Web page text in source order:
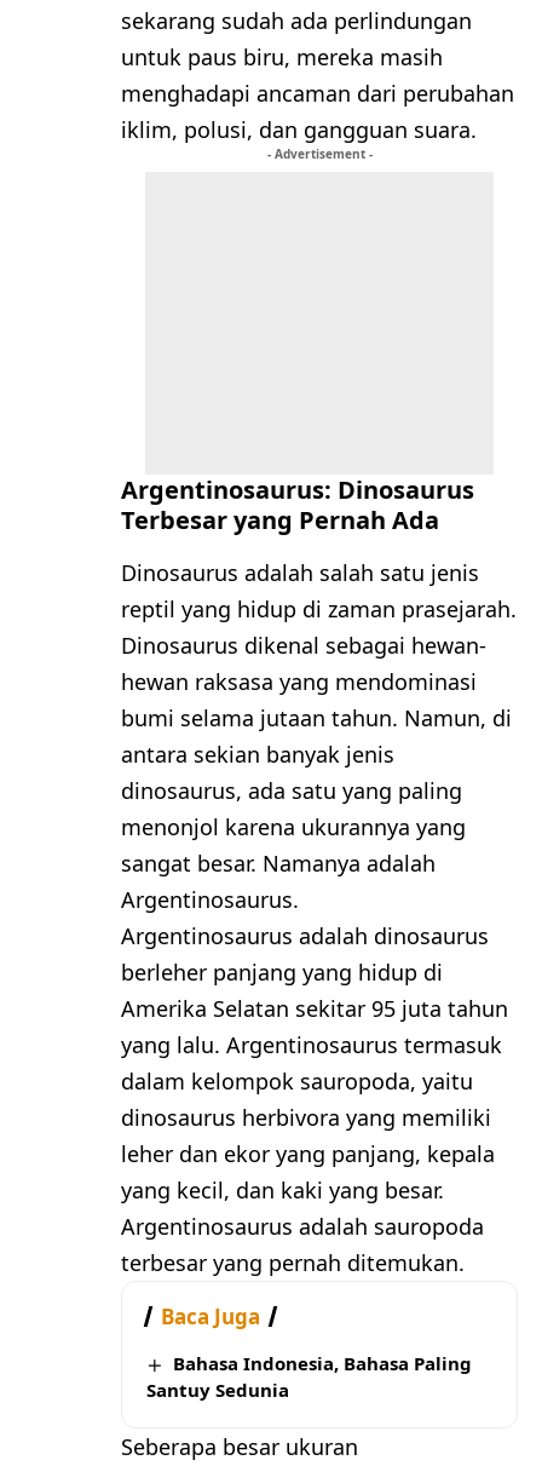
sekarang sudah ada perlindungan
untuk paus biru, mereka masih
menghadapi ancaman dari perubahan
iklim, polusi, dan gangguan suara.
- Advertisement -
Argentinosaurus: Dinosaurus
Terbesar yang Pernah Ada
Dinosaurus adalah salah satu jenis
reptil yang hidup di zaman prasejarah.
Dinosaurus dikenal sebagai hewan-
hewan raksasa yang mendominasi
bumi selama jutaan tahun. Namun, di
antara sekian banyak jenis
dinosaurus, ada satu yang paling
menonjol karena ukurannya yang
sangat besar. Namanya adalah
Argentinosaurus.
Argentinosaurus adalah dinosaurus
berleher panjang yang hidup di
Amerika Selatan sekitar 95 juta tahun
yang lalu. Argentinosaurus termasuk
dalam kelompok sauropoda, yaitu
dinosaurus herbivora yang memiliki
leher dan ekor yang panjang, kepala
yang kecil, dan kaki yang besar.
Argentinosaurus adalah sauropoda
terbesar yang pernah ditemukan.
Baca Juga
Bahasa Indonesia, Bahasa Paling
Santuy Sedunia
Seberapa besar ukuran